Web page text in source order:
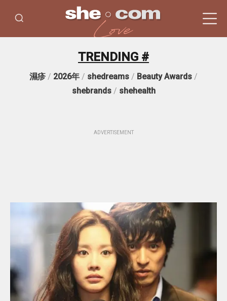
TRENDING #
濕疹 / 2026年 / shedreams / Beauty Awards /
shebrands/ shehealth
ADVERTISEMENT